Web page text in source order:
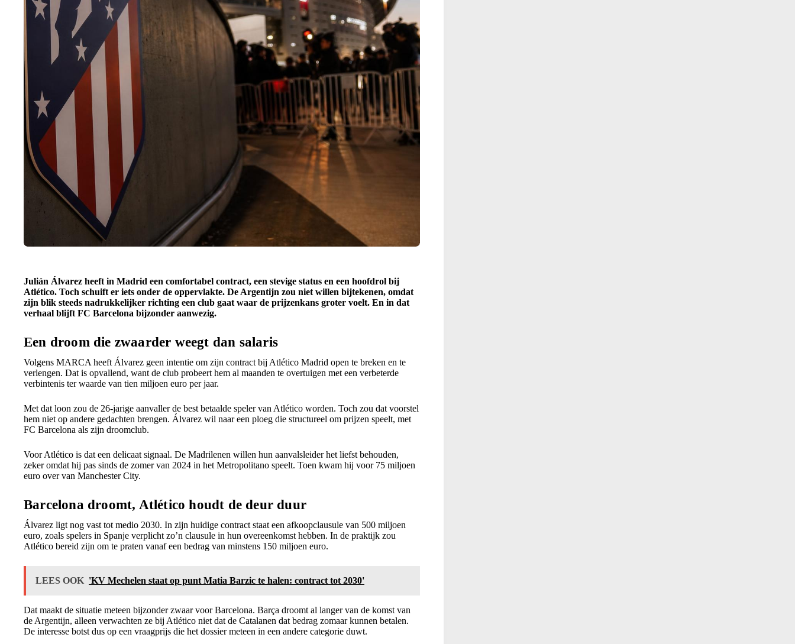
Julián Álvarez heeft in Madrid een comfortabel contract, een stevige status en een hoofdrol bij
Atlético. Toch schuift er iets onder de oppervlakte. De Argentijn zou niet willen bijtekenen, omdat
zijn blik steeds nadrukkelijker richting een club gaat waar de prijzenkans groter voelt. En in dat
verhaal blijft FC Barcelona bijzonder aanwezig.
Een droom die zwaarder weegt dan salaris
Volgens MARCA heeft Álvarez geen intentie om zijn contract bij Atlético Madrid open te breken en te
verlengen. Dat is opvallend, want de club probeert hem al maanden te overtuigen met een verbeterde
verbintenis ter waarde van tien miljoen euro per jaar.
Met dat loon zou de 26-jarige aanvaller de best betaalde speler van Atlético worden. Toch zou dat voorstel
hem niet op andere gedachten brengen. Álvarez wil naar een ploeg die structureel om prijzen speelt, met
FC Barcelona als zijn droomclub.
Voor Atlético is dat een delicaat signaal. De Madrilenen willen hun aanvalsleider het liefst behouden,
zeker omdat hij pas sinds de zomer van 2024 in het Metropolitano speelt. Toen kwam hij voor 75 miljoen
euro over van Manchester City.
Barcelona droomt, Atlético houdt de deur duur
Álvarez ligt nog vast tot medio 2030. In zijn huidige contract staat een afkoopclausule van 500 miljoen
euro, zoals spelers in Spanje verplicht zo’n clausule in hun overeenkomst hebben. In de praktijk zou
Atlético bereid zijn om te praten vanaf een bedrag van minstens 150 miljoen euro.
LEES OOK 'KV Mechelen staat op punt Matia Barzic te halen: contract tot 2030'
Dat maakt de situatie meteen bijzonder zwaar voor Barcelona. Barça droomt al langer van de komst van
de Argentijn, alleen verwachten ze bij Atlético niet dat de Catalanen dat bedrag zomaar kunnen betalen.
De interesse botst dus op een vraagprijs die het dossier meteen in een andere categorie duwt.